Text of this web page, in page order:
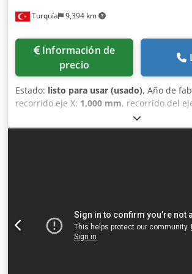
fábrica. Disponibles para su inspección
transporte El comprador es responsable
Turquía 9,394 km
Información de
precio
Estado: listo para usar (usado), Año de
recorrido eje X: 1,000 mm, recorrido del
, carga de la
peso total:3,300 kg, velocidad del cabezal
con una mesa robusta de 1.100 x 500 mm
máxima de carga de kg. Si busca
mecanizado de alta calidad, considere el